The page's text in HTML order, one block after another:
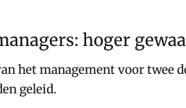
hoger
het management voor twee
geleid.